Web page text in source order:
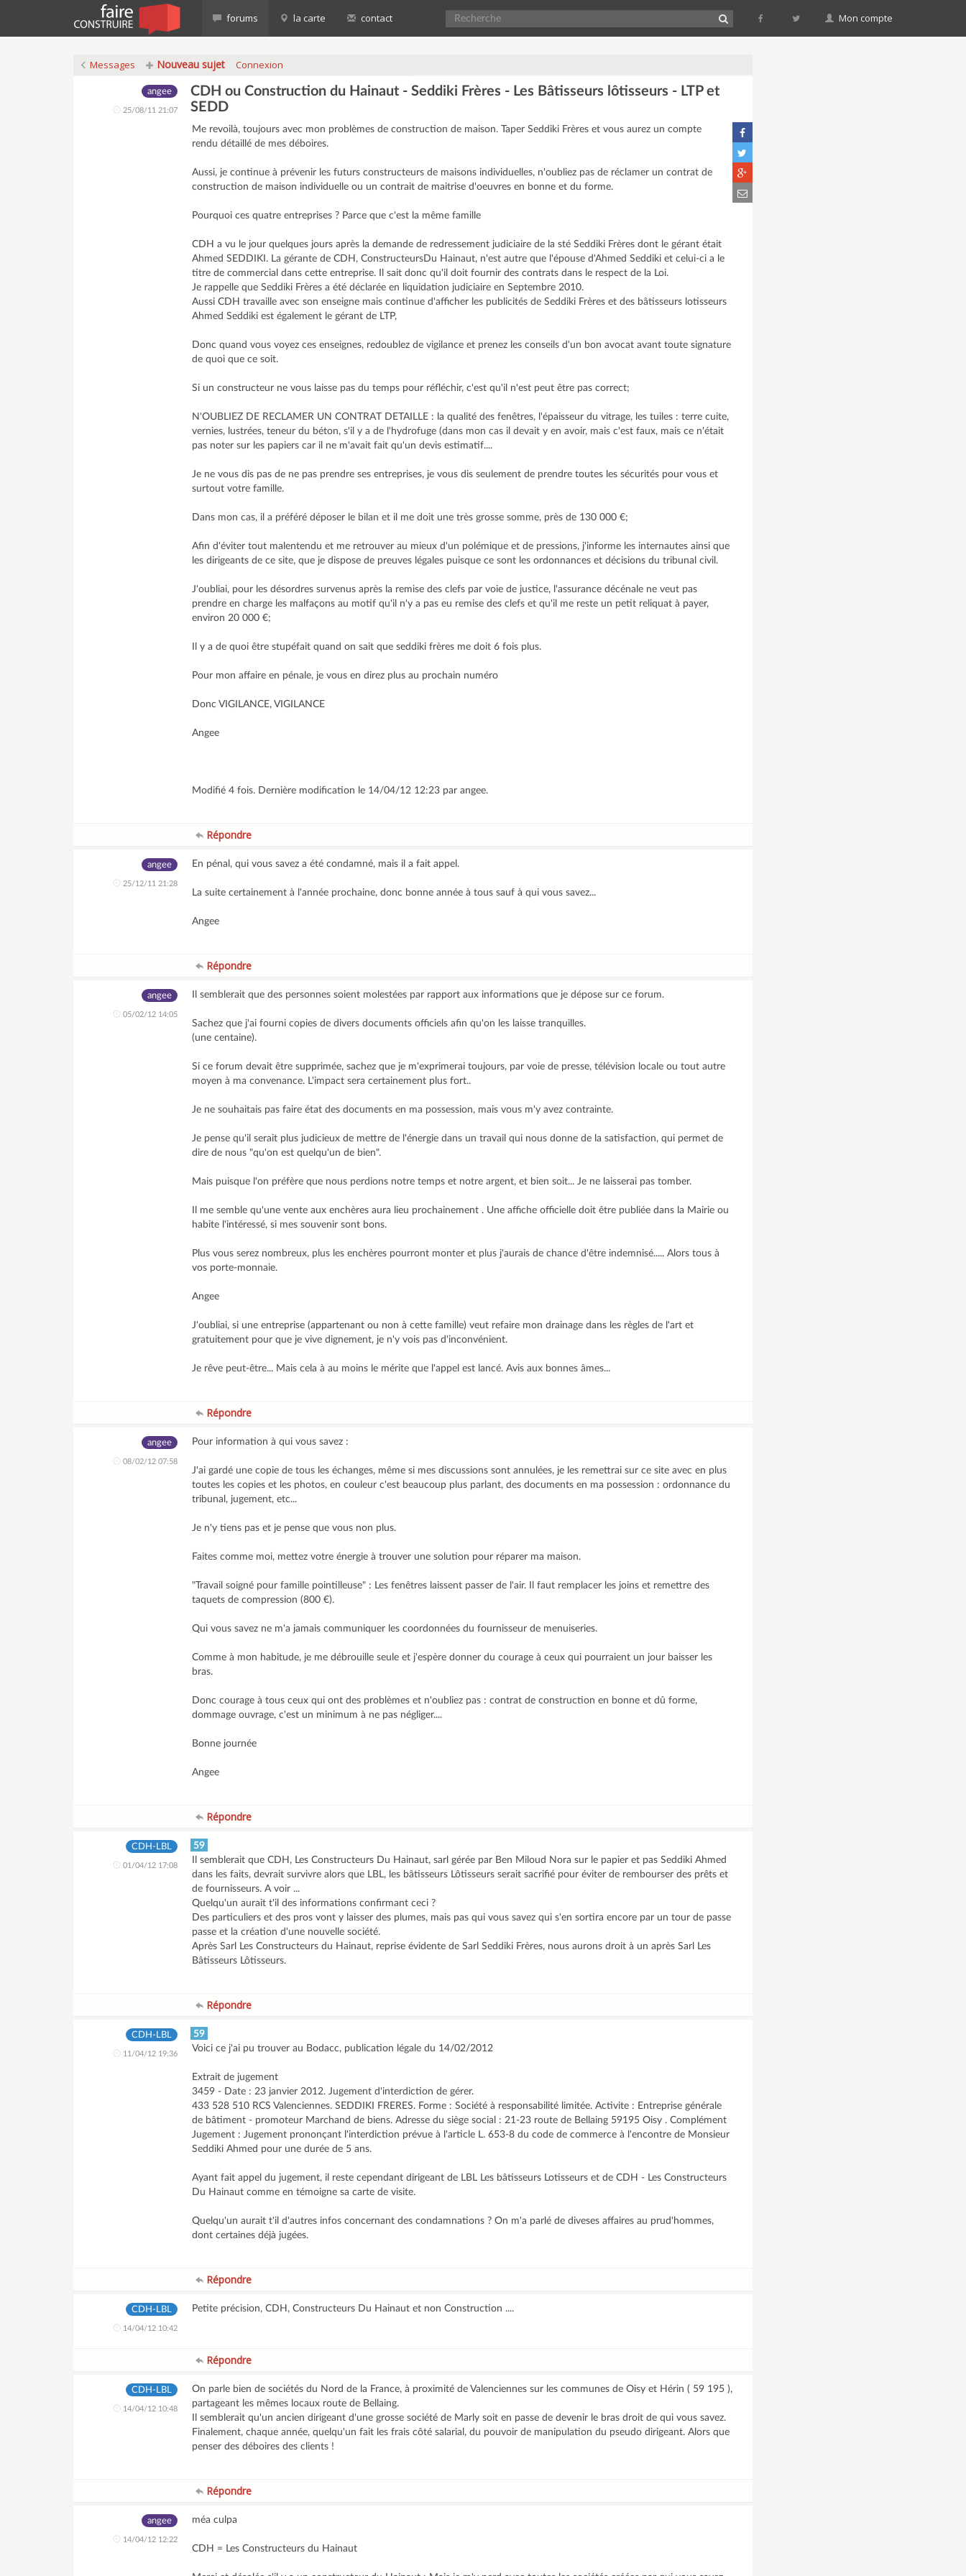
forums la carte contact Mon compte
Messages Nouveau sujet Connexion
angee
25/08/11 21:07
CDH ou Construction du Hainaut - Seddiki Frères - Les Bâtisseurs lôtisseurs - LTP et
SEDD
Me revoilà, toujours avec mon problèmes de construction de maison. Taper Seddiki Frères et vous aurez un compte
rendu détaillé de mes déboires.
Aussi, je continue à prévenir les futurs constructeurs de maisons individuelles, n'oubliez pas de réclamer un contrat de
construction de maison individuelle ou un contrait de maitrise d'oeuvres en bonne et du forme.
Pourquoi ces quatre entreprises ? Parce que c'est la même famille
CDH a vu le jour quelques jours après la demande de redressement judiciaire de la sté Seddiki Frères dont le gérant était
Ahmed SEDDIKI. La gérante de CDH, ConstructeursDu Hainaut, n'est autre que l'épouse d'Ahmed Seddiki et celui-ci a le
titre de commercial dans cette entreprise. Il sait donc qu'il doit fournir des contrats dans le respect de la Loi.
Je rappelle que Seddiki Frères a été déclarée en liquidation judiciaire en Septembre 2010.
Aussi CDH travaille avec son enseigne mais continue d'afficher les publicités de Seddiki Frères et des bâtisseurs lotisseurs
Ahmed Seddiki est également le gérant de LTP,
Donc quand vous voyez ces enseignes, redoublez de vigilance et prenez les conseils d'un bon avocat avant toute signature
de quoi que ce soit.
Si un constructeur ne vous laisse pas du temps pour réfléchir, c'est qu'il n'est peut être pas correct;
N'OUBLIEZ DE RECLAMER UN CONTRAT DETAILLE : la qualité des fenêtres, l'épaisseur du vitrage, les tuiles : terre cuite,
vernies, lustrées, teneur du béton, s'il y a de l'hydrofuge (dans mon cas il devait y en avoir, mais c'est faux, mais ce n'était
pas noter sur les papiers car il ne m'avait fait qu'un devis estimatif....
Je ne vous dis pas de ne pas prendre ses entreprises, je vous dis seulement de prendre toutes les sécurités pour vous et
surtout votre famille.
Dans mon cas, il a préféré déposer le bilan et il me doit une très grosse somme, près de 130 000 €;
Afin d'éviter tout malentendu et me retrouver au mieux d'un polémique et de pressions, j'informe les internautes ainsi que
les dirigeants de ce site, que je dispose de preuves légales puisque ce sont les ordonnances et décisions du tribunal civil.
J'oubliai, pour les désordres survenus après la remise des clefs par voie de justice, l'assurance décénale ne veut pas
prendre en charge les malfaçons au motif qu'il n'y a pas eu remise des clefs et qu'il me reste un petit reliquat à payer,
environ 20 000 €;
Il y a de quoi être stupéfait quand on sait que seddiki frères me doit 6 fois plus.
Pour mon affaire en pénale, je vous en direz plus au prochain numéro
Donc VIGILANCE, VIGILANCE
Angee
Modifié 4 fois. Dernière modification le 14/04/12 12:23 par angee.
Répondre
angee
25/12/11 21:28
En pénal, qui vous savez a été condamné, mais il a fait appel.
La suite certainement à l'année prochaine, donc bonne année à tous sauf à qui vous savez...
Angee
Répondre
angee
05/02/12 14:05
Il semblerait que des personnes soient molestées par rapport aux informations que je dépose sur ce forum.
Sachez que j'ai fourni copies de divers documents officiels afin qu'on les laisse tranquilles.
(une centaine).
Si ce forum devait être supprimée, sachez que je m'exprimerai toujours, par voie de presse, télévision locale ou tout autre
moyen à ma convenance. L'impact sera certainement plus fort..
Je ne souhaitais pas faire état des documents en ma possession, mais vous m'y avez contrainte.
Je pense qu'il serait plus judicieux de mettre de l'énergie dans un travail qui nous donne de la satisfaction, qui permet de
dire de nous "qu'on est quelqu'un de bien".
Mais puisque l'on préfère que nous perdions notre temps et notre argent, et bien soit... Je ne laisserai pas tomber.
Il me semble qu'une vente aux enchères aura lieu prochainement . Une affiche officielle doit être publiée dans la Mairie ou
habite l'intéressé, si mes souvenir sont bons.
Plus vous serez nombreux, plus les enchères pourront monter et plus j'aurais de chance d'être indemnisé..... Alors tous à
vos porte-monnaie.
Angee
J'oubliai, si une entreprise (appartenant ou non à cette famille) veut refaire mon drainage dans les règles de l'art et
gratuitement pour que je vive dignement, je n'y vois pas d'inconvénient.
Je rêve peut-être... Mais cela à au moins le mérite que l'appel est lancé. Avis aux bonnes âmes...
Répondre
angee
08/02/12 07:58
Pour information à qui vous savez :
J'ai gardé une copie de tous les échanges, même si mes discussions sont annulées, je les remettrai sur ce site avec en plus
toutes les copies et les photos, en couleur c'est beaucoup plus parlant, des documents en ma possession : ordonnance du
tribunal, jugement, etc...
Je n'y tiens pas et je pense que vous non plus.
Faites comme moi, mettez votre énergie à trouver une solution pour réparer ma maison.
"Travail soigné pour famille pointilleuse" : Les fenêtres laissent passer de l'air. Il faut remplacer les joins et remettre des
taquets de compression (800 €).
Qui vous savez ne m'a jamais communiquer les coordonnées du fournisseur de menuiseries.
Comme à mon habitude, je me débrouille seule et j'espère donner du courage à ceux qui pourraient un jour baisser les
bras.
Donc courage à tous ceux qui ont des problèmes et n'oubliez pas : contrat de construction en bonne et dû forme,
dommage ouvrage, c'est un minimum à ne pas négliger....
Bonne journée
Angee
Répondre
CDH-LBL
01/04/12 17:08
59
Il semblerait que CDH, Les Constructeurs Du Hainaut, sarl gérée par Ben Miloud Nora sur le papier et pas Seddiki Ahmed
dans les faits, devrait survivre alors que LBL, les bâtisseurs Lôtisseurs serait sacrifié pour éviter de rembourser des prêts et
de fournisseurs. A voir ...
Quelqu'un aurait t'il des informations confirmant ceci ?
Des particuliers et des pros vont y laisser des plumes, mais pas qui vous savez qui s'en sortira encore par un tour de passe
passe et la création d'une nouvelle société.
Après Sarl Les Constructeurs du Hainaut, reprise évidente de Sarl Seddiki Frères, nous aurons droit à un après Sarl Les
Bâtisseurs Lôtisseurs.
Répondre
CDH-LBL
11/04/12 19:36
59
Voici ce j'ai pu trouver au Bodacc, publication légale du 14/02/2012
Extrait de jugement
3459 - Date : 23 janvier 2012. Jugement d'interdiction de gérer.
433 528 510 RCS Valenciennes. SEDDIKI FRERES. Forme : Société à responsabilité limitée. Activite : Entreprise générale
de bâtiment - promoteur Marchand de biens. Adresse du siège social : 21-23 route de Bellaing 59195 Oisy . Complément
Jugement : Jugement prononçant l'interdiction prévue à l'article L. 653-8 du code de commerce à l'encontre de Monsieur
Seddiki Ahmed pour une durée de 5 ans.
Ayant fait appel du jugement, il reste cependant dirigeant de LBL Les bâtisseurs Lotisseurs et de CDH - Les Constructeurs
Du Hainaut comme en témoigne sa carte de visite.
Quelqu'un aurait t'il d'autres infos concernant des condamnations ? On m'a parlé de diveses affaires au prud'hommes,
dont certaines déjà jugées.
Répondre
CDH-LBL
14/04/12 10:42
Petite précision, CDH, Constructeurs Du Hainaut et non Construction ....
Répondre
CDH-LBL
14/04/12 10:48
On parle bien de sociétés du Nord de la France, à proximité de Valenciennes sur les communes de Oisy et Hérin ( 59 195 ),
partageant les mêmes locaux route de Bellaing.
Il semblerait qu'un ancien dirigeant d'une grosse société de Marly soit en passe de devenir le bras droit de qui vous savez.
Finalement, chaque année, quelqu'un fait les frais côté salarial, du pouvoir de manipulation du pseudo dirigeant. Alors que
penser des déboires des clients !
Répondre
angee
14/04/12 12:22
méa culpa
CDH = Les Constructeurs du Hainaut